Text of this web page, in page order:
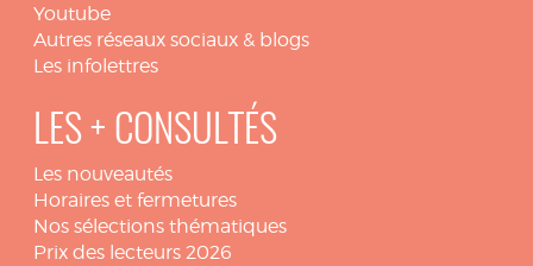
Youtube
Autres réseaux sociaux & blogs
Les infolettres
LES + CONSULTÉS
Les nouveautés
Horaires et fermetures
Nos sélections thématiques
Prix des lecteurs 2026